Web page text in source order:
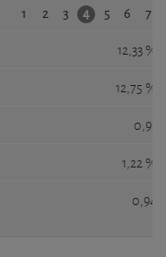
1 2 3 4 5 6 7
12,33 %
12,75 %
0,93
1,22 %
0,94